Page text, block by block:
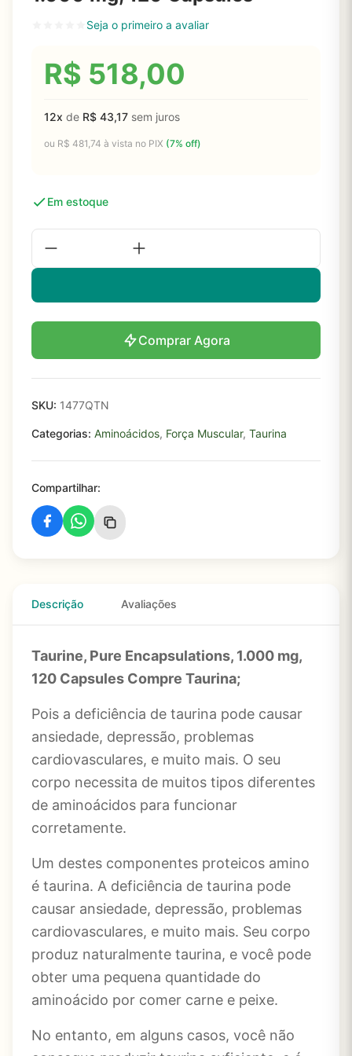
Seja o primeiro a avaliar
R$ 518,00
12x de R$ 43,17 sem juros
ou R$ 481,74 à vista no PIX (7% off)
Em estoque
Comprar Agora
SKU: 1477QTN
Categorias: Aminoácidos, Força Muscular, Taurina
Compartilhar:
Descrição Avaliações
Taurine, Pure Encapsulations, 1.000 mg,
120 Capsules Compre Taurina;
Pois a deficiência de taurina pode causar
ansiedade, depressão, problemas
cardiovasculares, e muito mais. O seu
corpo necessita de muitos tipos diferentes
de aminoácidos para funcionar
corretamente.
Um destes componentes proteicos amino
é taurina. A deficiência de taurina pode
causar ansiedade, depressão, problemas
cardiovasculares, e muito mais. Seu corpo
produz naturalmente taurina, e você pode
obter uma pequena quantidade do
aminoácido por comer carne e peixe.
No entanto, em alguns casos, você não